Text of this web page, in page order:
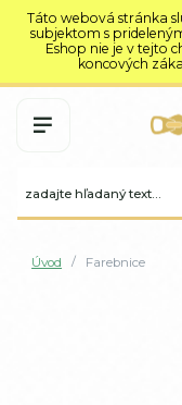
Táto webová stránka
subjektom s
Eshop nie je v tejto
koncových
Úvod Farebnice